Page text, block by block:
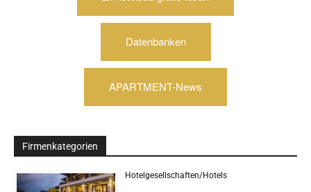
Datenbanken
APARTMENT-News
Firmenkategorien
Hotelgesellschaften/Hotels